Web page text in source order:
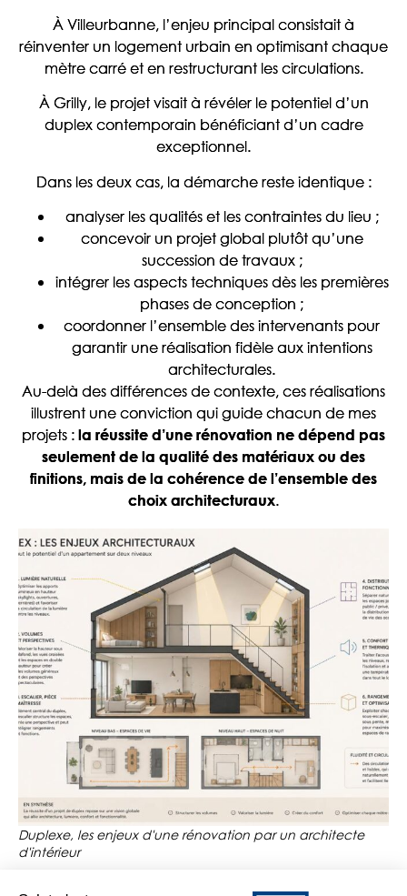
À Villeurbanne, l’enjeu principal consistait à
réinventer un logement urbain en optimisant chaque
mètre carré et en restructurant les circulations.
À Grilly, le projet visait à révéler le potentiel d’un
duplex contemporain bénéficiant d’un cadre
exceptionnel.
Dans les deux cas, la démarche reste identique :
analyser les qualités et les contraintes du lieu ;
concevoir un projet global plutôt qu’une
succession de travaux ;
intégrer les aspects techniques dès les premières
phases de conception ;
coordonner l’ensemble des intervenants pour
garantir une réalisation fidèle aux intentions
architecturales.
Au-delà des différences de contexte, ces réalisations
illustrent une conviction qui guide chacun de mes
projets : la réussite d’une rénovation ne dépend pas
seulement de la qualité des matériaux ou des
finitions, mais de la cohérence de l’ensemble des
choix architecturaux.
Duplexe, les enjeux d'une rénovation par un architecte
d'intérieur